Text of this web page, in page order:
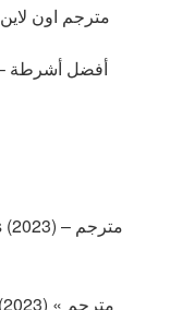
فيلم Shazam! Fury of the Gods (2023) مترجم اون لاين